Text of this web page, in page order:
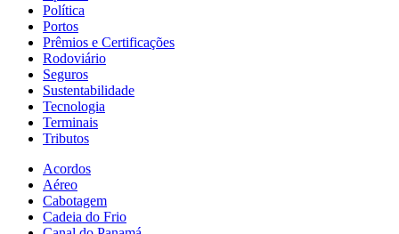
Política
Portos
Prêmios e Certificações
Rodoviário
Seguros
Sustentabilidade
Tecnologia
Terminais
Tributos
Acordos
Aéreo
Cabotagem
Cadeia do Frio